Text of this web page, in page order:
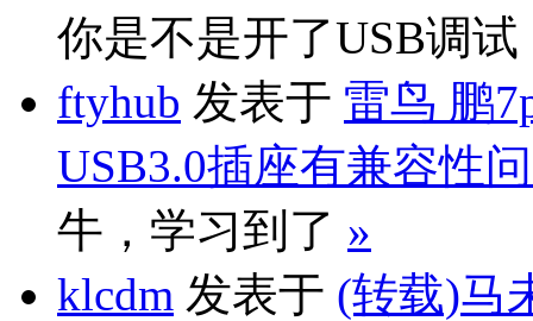
你是不是开了USB调
ftyhub 发表于 雷鸟 鹏
USB3.0插座有兼容性
牛，学习到了 »
klcdm 发表于 (转载)马